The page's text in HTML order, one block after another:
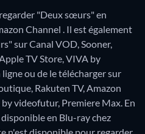
"Deux sœurs" en
Channel . Il est également
sur Canal VOD, Sooner,
TV Store, VIVA by
ou de le télécharger sur
Rakuten TV, Amazon
videofutur, Premiere Max. En
en Blu-ray chez